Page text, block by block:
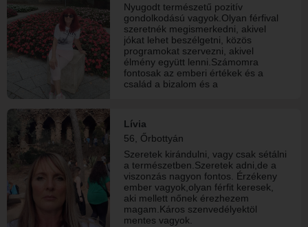
Nyugodt természetű pozitív
gondolkodású vagyok.Olyan férfival
szeretnék megismerkedni, akivel
jókat lehet beszélgetni, közös
programokat szervezni, akivel
élmény együtt lenni.Számomra
fontosak az emberi értékek és a
család a bizalom és a
zene nagyon fontos
számomra.Nagyon szeretek táncolni,
koncertre járni.
Lívia
56, Őrbottyán
Szeretek kirándulni, vagy csak sétálni
a természetben.Szeretek adni,de a
viszonzás nagyon fontos. Érzékeny
ember vagyok,olyan férfit keresek,
aki mellett nőnek érezhezem
magam.Káros szenvedélyektöl
mentes vagyok.